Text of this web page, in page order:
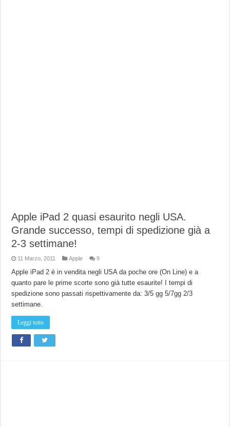
Apple iPad 2 quasi esaurito negli USA.
Grande successo, tempi di spedizione già a
2-3 settimane!
11 Marzo, 2011 Apple 9
Apple iPad 2 è in vendita negli USA da poche ore (On Line) e a
quanto pare le prime scorte sono già tutte esaurite! I tempi di
spedizione sono passati rispettivamente da: 3/5 gg 5/7gg 2/3
settimane.
Leggi tutto